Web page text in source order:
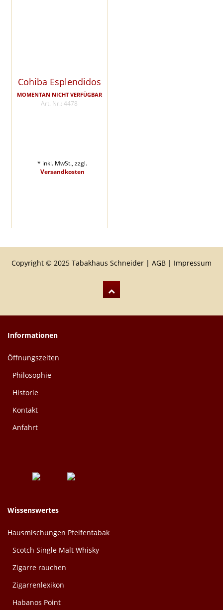
Cohiba Esplendidos
MOMENTAN NICHT VERFÜGBAR
Art. Nr.: 4478
* inkl. MwSt., zzgl.
Versandkosten
Copyright © 2025 Tabakhaus Schneider | AGB | Impressum
Informationen
Öffnungszeiten
Philosophie
Historie
Kontakt
Anfahrt
Wissenswertes
Hausmischungen Pfeifentabak
Scotch Single Malt Whisky
Zigarre rauchen
Zigarrenlexikon
Habanos Point